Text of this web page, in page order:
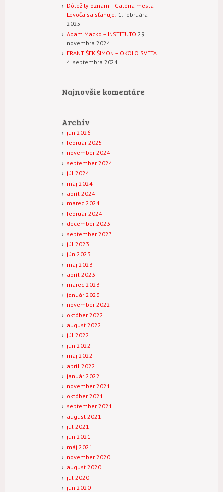
Dôležitý oznam – Galéria mesta
Levoča sa sťahuje! 1. februára
2025
Adam Macko – INSTITUTO 29.
novembra 2024
FRANTIŠEK ŠIMON – OKOLO SVETA
4. septembra 2024
Najnovšie komentáre
Archív
jún 2026
február 2025
november 2024
september 2024
júl 2024
máj 2024
apríl 2024
marec 2024
február 2024
december 2023
september 2023
júl 2023
jún 2023
máj 2023
apríl 2023
marec 2023
január 2023
november 2022
október 2022
august 2022
júl 2022
jún 2022
máj 2022
apríl 2022
január 2022
november 2021
október 2021
september 2021
august 2021
júl 2021
jún 2021
máj 2021
november 2020
august 2020
júl 2020
jún 2020